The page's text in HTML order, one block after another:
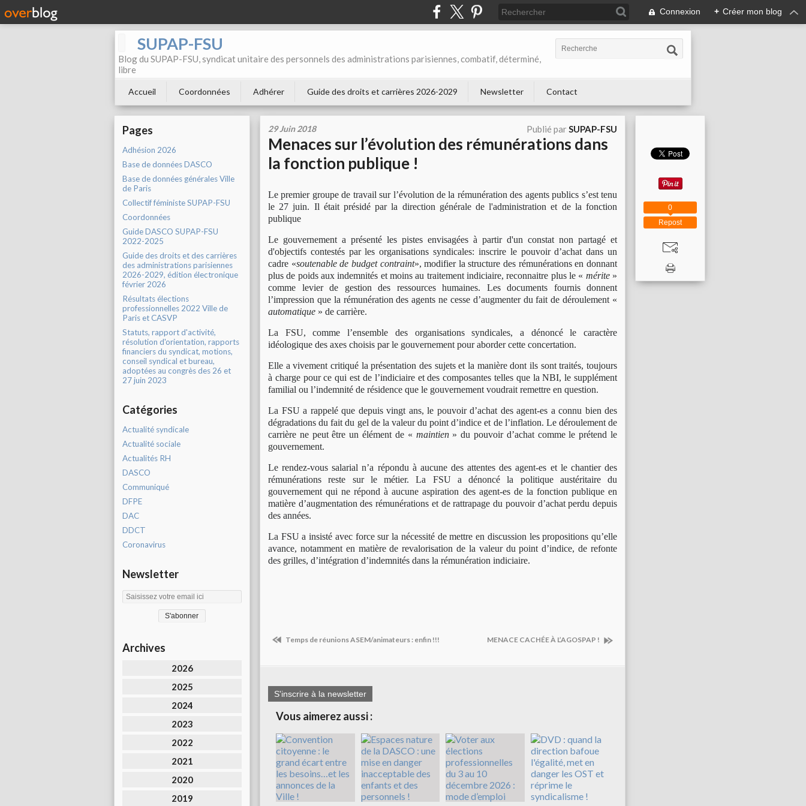
Connexion + Créer mon blog
SUPAP-FSU
Blog du SUPAP-FSU, syndicat unitaire des personnels des administrations parisiennes, combatif, déterminé,
libre
Accueil Coordonnées Adhérer Guide des droits et carrières 2026-2029 Newsletter Contact
Pages
Adhésion 2026
Base de données DASCO
Base de données générales Ville
de Paris
Collectif féministe SUPAP-FSU
Coordonnées
Guide DASCO SUPAP-FSU
2022-2025
Guide des droits et des carrières
des administrations parisiennes
2026-2029, édition électronique
février 2026
Résultats élections
professionnelles 2022 Ville de
Paris et CASVP
Statuts, rapport d'activité,
résolution d'orientation, rapports
financiers du syndicat, motions,
conseil syndical et bureau,
adoptées au congrès des 26 et
27 juin 2023
Catégories
Actualité syndicale
Actualité sociale
Actualités RH
DASCO
Communiqué
DFPE
DAC
DDCT
Coronavirus
Newsletter
Archives
2026
2025
2024
2023
2022
2021
2020
2019
29 Juin 2018 Publié parSUPAP-FSU
Menaces sur l’évolution des rémunérations dans
la fonction publique !
Le premier groupe de travail sur l’évolution de la rémunération des agents publics s’est tenu
le 27 juin. Il était présidé par la direction générale de l'administration et de la fonction
publique
Le gouvernement a présenté les pistes envisagées à partir d'un constat non partagé et
d'objectifs contestés par les organisations syndicales: inscrire le pouvoir d’achat dans un
cadre «soutenable de budget contraint», modifier la structure des rémunérations en donnant
plus de poids aux indemnités et moins au traitement indiciaire, reconnaitre plus le « mérite»
comme levier de gestion des ressources humaines. Les documents fournis donnent
l’impression que la rémunération des agents ne cesse d’augmenter du fait de déroulement «
automatique » de carrière.
La FSU, comme l’ensemble des organisations syndicales, a dénoncé le caractère
idéologique des axes choisis par le gouvernement pour aborder cette concertation.
Elle a vivement critiqué la présentation des sujets et la manière dont ils sont traités, toujours
à charge pour ce qui est de l’indiciaire et des composantes telles que la NBI, le supplément
familial ou l’indemnité de résidence que le gouvernement voudrait remettre en question.
La FSU a rappelé que depuis vingt ans, le pouvoir d’achat des agent-es a connu bien des
dégradations du fait du gel de la valeur du point d’indice et de l’inflation. Le déroulement de
carrière ne peut être un élément de « maintien» du pouvoir d’achat comme le prétend le
gouvernement.
Le rendez-vous salarial n’a répondu à aucune des attentes des agent-es et le chantier des
rémunérations reste sur le métier. La FSU a dénoncé la politique austéritaire du
gouvernement qui ne répond à aucune aspiration des agent-es de la fonction publique en
matière d’augmentation des rémunérations et de rattrapage du pouvoir d’achat perdu depuis
des années.
La FSU a insisté avec force sur la nécessité de mettre en discussion les propositions qu’elle
avance, notamment en matière de revalorisation de la valeur du point d’indice, de refonte
des grilles, d’intégration d’indemnités dans la rémunération indiciaire.
Temps de réunions ASEM/animateurs : enfin !!! MENACE CACHÉE À L’AGOSPAP !
S'inscrire à la newsletter
Vous aimerez aussi :
Repost
0